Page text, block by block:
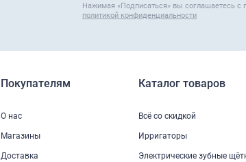
Нажимая «Подписаться» вы соглашаетесь с
политикой конфиденциальности
Покупателям
О нас
Магазины
Доставка
Каталог товаров
Всё со скидкой
Ирригаторы
Электрические зубные